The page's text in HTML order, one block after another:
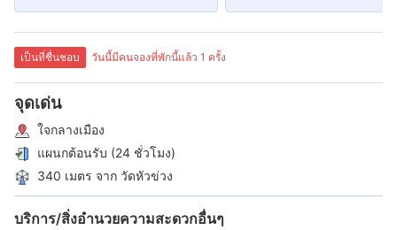
เป็นที่ชื่นชอบ วันนี้มีคนจองที่พักนี้แล้ว 1 ครั้ง
จุดเด่น
ใจกลางเมือง
แผนกต้อนรับ (24 ชั่วโมง)
340 เมตร จาก วัดหัวข่วง
บริการ/สิ่งอำนวยความสะดวกอื่นๆ